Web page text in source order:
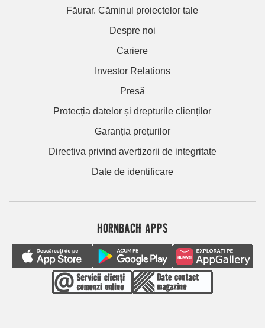
Făurar. Căminul proiectelor tale
Despre noi
Cariere
Investor Relations
Presă
Protecția datelor și drepturile clienților
Garanția prețurilor
Directiva privind avertizorii de integritate
Date de identificare
HORNBACH APPS